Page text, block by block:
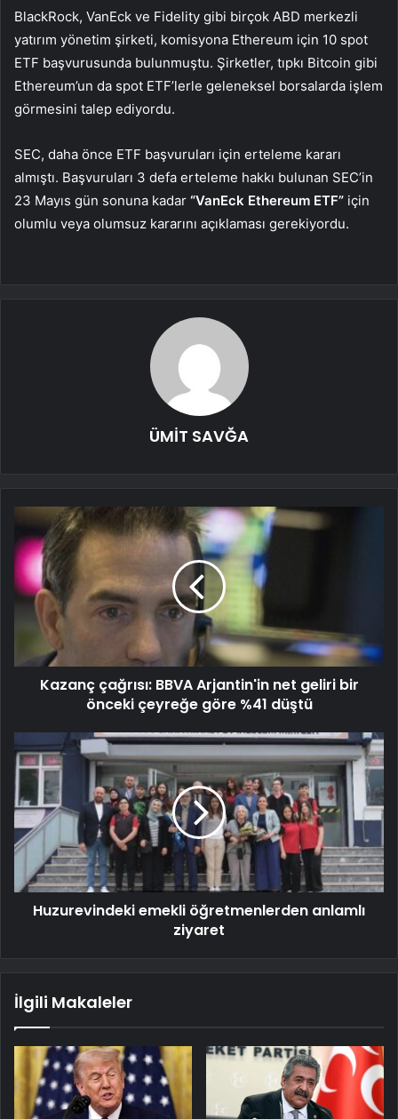
BlackRock, VanEck ve Fidelity gibi birçok ABD merkezli
yatırım yönetim şirketi, komisyona Ethereum için 10 spot
ETF başvurusunda bulunmuştu. Şirketler, tıpkı Bitcoin gibi
Ethereum’un da spot ETF’lerle geleneksel borsalarda işlem
görmesini talep ediyordu.
SEC, daha önce ETF başvuruları için erteleme kararı
almıştı. Başvuruları 3 defa erteleme hakkı bulunan SEC’in
23 Mayıs gün sonuna kadar “VanEck Ethereum ETF” için
olumlu veya olumsuz kararını açıklaması gerekiyordu.
ÜMİT SAVĞA
Kazanç çağrısı: BBVA Arjantin'in net geliri bir
önceki çeyreğe göre %41 düştü
Huzurevindeki emekli öğretmenlerden anlamlı
ziyaret
İlgili Makaleler